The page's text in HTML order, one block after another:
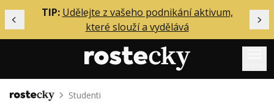
Předchozí
TIP: Udělejte z vašeho podnikání aktivum,
které slouží a vydělává
Domů Studenti